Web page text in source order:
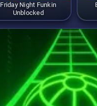
Friday Night Funkin
Unblocked